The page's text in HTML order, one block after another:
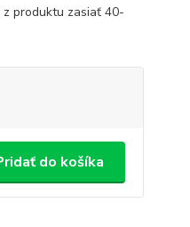
produktu zasiať 40-
do košíka